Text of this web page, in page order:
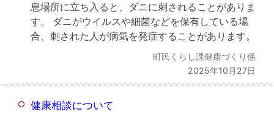
息場所に立ち入ると、ダニに刺されることがありま
す。 ダニがウイルスや細菌などを保有している場
合、刺された人が病気を発症することがあります。
町民くらし課健康づくり係
2025年10月27日
健康相談について